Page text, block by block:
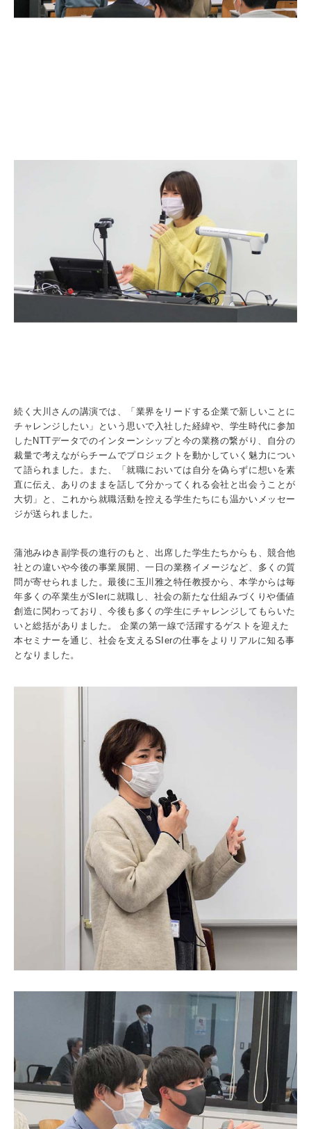
続く大川さんの講演では、「業界をリードする企業で新しいことに
チャレンジしたい」という思いで入社した経緯や、学生時代に参加
したNTTデータでのインターンシップと今の業務の繋がり、自分の
裁量で考えながらチームでプロジェクトを動かしていく魅力につい
て語られました。また、「就職においては自分を偽らずに想いを素
直に伝え、ありのままを話して分かってくれる会社と出会うことが
大切」と、これから就職活動を控える学生たちにも温かいメッセー
ジが送られました。
蒲池みゆき副学長の進行のもと、出席した学生たちからも、競合他
社との違いや今後の事業展開、一日の業務イメージなど、多くの質
問が寄せられました。最後に玉川雅之特任教授から、本学からは毎
年多くの卒業生がSIerに就職し、社会の新たな仕組みづくりや価値
創造に関わっており、今後も多くの学生にチャレンジしてもらいた
いと総括がありました。 企業の第一線で活躍するゲストを迎えた
本セミナーを通じ、社会を支えるSIerの仕事をよりリアルに知る事
となりました。